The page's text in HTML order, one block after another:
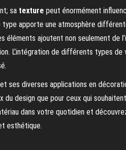
sa texture peut énormément
apporte une atmosphère
éléments ajoutent non seulement de
L’intégration de différents types de
et ses diverses applications en
design que pour ceux qui
dans votre quotidien et
esthétique.